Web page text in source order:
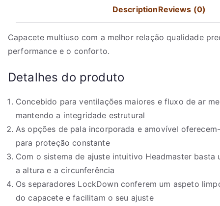
DescriptionReviews (0)
Capacete multiuso com a melhor relação qualidade
performance e o conforto.
Detalhes do produto
Concebido para ventilações maiores e fluxo de ar
mantendo a integridade estrutural
As opções de pala incorporada e amovível
para proteção constante
Com o sistema de ajuste intuitivo Headmaster basta
a altura e a circunferência
Os separadores LockDown conferem um aspeto
do capacete e facilitam o seu ajuste